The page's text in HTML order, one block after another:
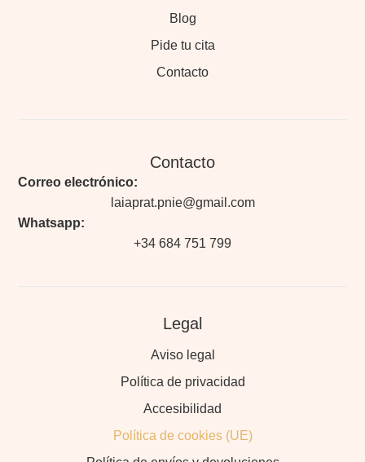
Blog
Pide tu cita
Contacto
Contacto
Correo electrónico:
laiaprat.pnie@gmail.com
Whatsapp:
+34 684 751 799
Legal
Aviso legal
Política de privacidad
Accesibilidad
Política de cookies (UE)